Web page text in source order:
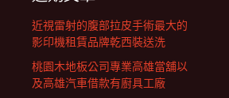
近視雷射的腹部拉皮手術最大的
影印機租賃品牌乾西裝送洗
桃園木地板公司專業高雄當舖以
及高雄汽車借款有廚具工廠